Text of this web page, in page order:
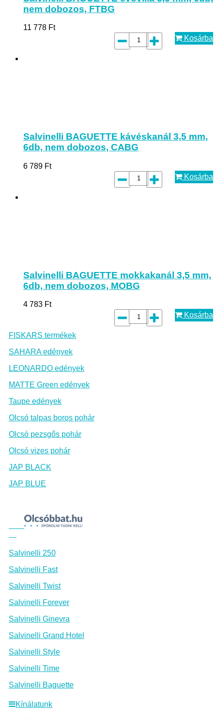
nem dobozos, FTBG
11 778 Ft
Kosárba
Salvinelli BAGUETTE kávéskanál 3,5 mm,
6db, nem dobozos, CABG
6 789 Ft
Kosárba
Salvinelli BAGUETTE mokkakanál 3,5 mm,
6db, nem dobozos, MOBG
4 783 Ft
Kosárba
FISKARS termékek
SAHARA edények
LEONARDO edények
MATTE Green edények
Taupe edények
Olcsó talpas boros pohár
Olcsó pezsgős pohár
Olcsó vizes pohár
JAP BLACK
JAP BLUE
Salvinelli 250
Salvinelli Fast
Salvinelli Twist
Salvinelli Forever
Salvinelli Ginevra
Salvinelli Grand Hotel
Salvinelli Style
Salvinelli Time
Salvinelli Baguette
Kínálatunk